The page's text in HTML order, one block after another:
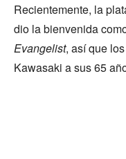
Recientemente, la
dio la bienvenida
Evangelist, así que
Kawasaki a sus 65